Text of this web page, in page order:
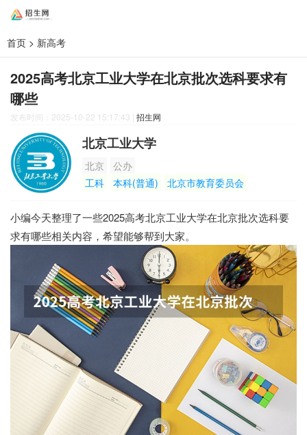
首页 > 新高考
2025高考北京工业大学在北京批次选科要求有
哪些
发布时间：2025-10-22 15:17:43 | 招生网
北京工业大学
北京
公办
工科
本科(普通) 北京市教育委员会
小编今天整理了一些2025高考北京工业大学在北京批次选科要
求有哪些相关内容，希望能够帮到大家。